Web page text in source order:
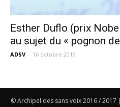
Esther Duflo (prix
au sujet du « pognon
ADSV - 16 octobre 2019
© Archipel des sans voix 2016 /